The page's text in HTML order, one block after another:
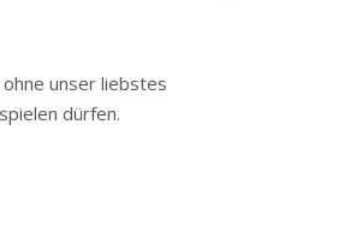
unser liebstes
dürfen.